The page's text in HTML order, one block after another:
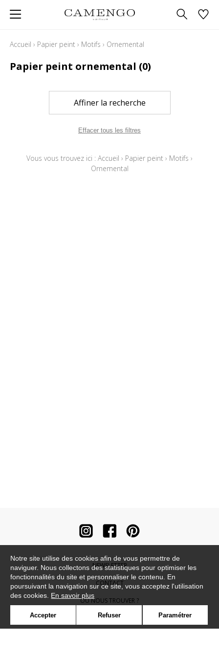
Accueil › Papier peint › Motifs › Ornemental
Papier peint ornemental (0)
Affiner la recherche
Effacer tous les filtres
Vous vous trouvez ici : Accueil › Papier peint › Motifs ›
Ornemental
NEWSLETTER
CONTACT
OÙ NOUS TROUVER ?
CONTRACT
Notre site utilise des cookies afin de vous permettre de
naviguer. Nous collectons des statistiques pour optimiser les
fonctionnalités du site et personnaliser le contenu. En
poursuivant la navigation sur ce site, vous acceptez l'utilisation
des cookies. En savoir plus
Accepter Refuser Paramétrer